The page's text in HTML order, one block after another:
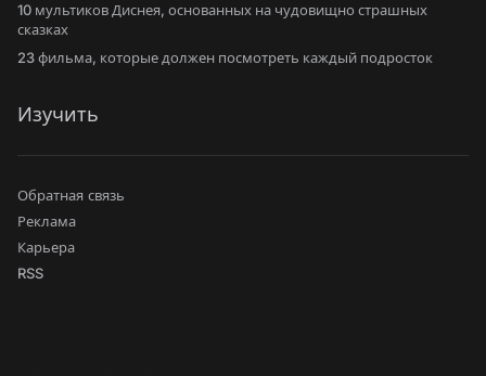
10 мультиков Диснея, основанных на чудовищно страшных
сказках
23 фильма, которые должен посмотреть каждый подросток
Изучить
Обратная связь
Реклама
Карьера
RSS